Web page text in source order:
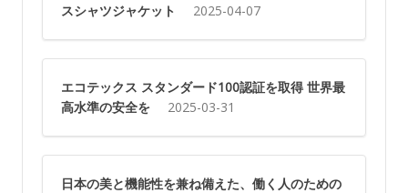
スシャツジャケット
2025-04-07
エコテックス スタンダード100認証を取得 世界最
高水準の安全を
2025-03-31
日本の美と機能性を兼ね備えた、働く人のための